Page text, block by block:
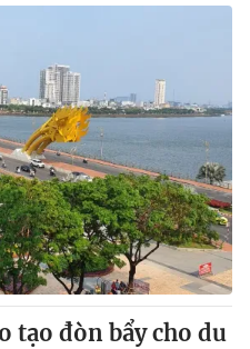
tạo đòn bẩy cho du